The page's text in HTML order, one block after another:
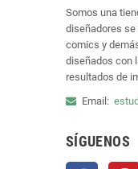
Somos una
diseñadores
comics y
diseñados con
resultados de
Email:
SÍGUENOS